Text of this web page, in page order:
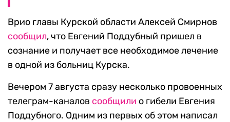
Врио главы Курской области Алексей Смирнов
сообщил, что Евгений Поддубный пришел в
сознание и получает все необходимое лечение
в одной из больниц Курска.
Вечером 7 августа сразу несколько провоенных
телеграм-каналов сообщили о гибели Евгения
Поддубного. Одним из первых об этом написал